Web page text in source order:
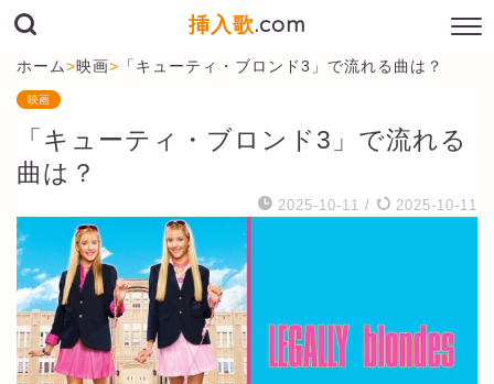
挿入歌.com
ホーム>映画> 「キューティ・ブロンド3」で流れる曲は？
映画
「キューティ・ブロンド3」で流れる
曲は？
2025-10-11 / 2025-10-11